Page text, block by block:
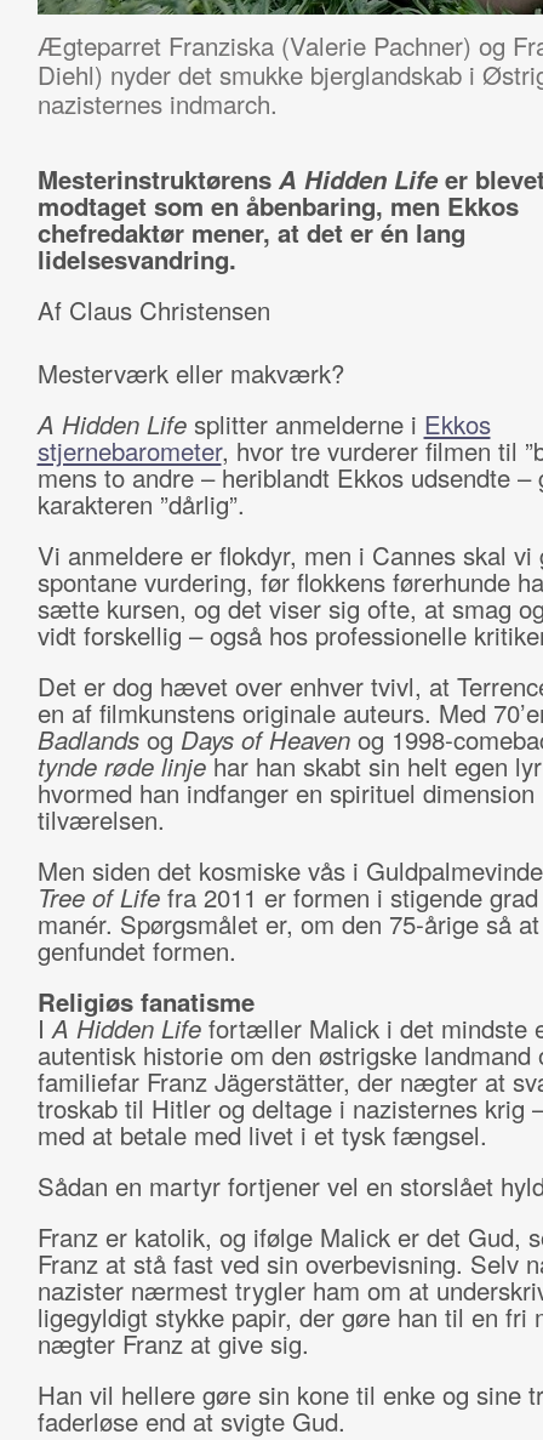
Ægteparret Franziska (Valerie Pachner) og
Diehl) nyder det smukke bjerglandskab i
nazisternes indmarch.
Mesterinstruktørens A Hidden Lifeer
modtaget som en åbenbaring, men Ekkos
chefredaktør mener, at det er én lang
lidelsesvandring.
Af Claus Christensen
Mesterværk eller makværk?
A Hidden Life splitter anmelderne i Ekkos
stjernebarometer, hvor tre vurderer filmen til
mens to andre – heriblandt Ekkos udsendte –
karakteren ”dårlig”.
Vi anmeldere er flokdyr, men i Cannes skal vi
spontane vurdering, før flokkens førerhunde
sætte kursen, og det viser sig ofte, at smag
vidt forskellig – også hos professionelle
Det er dog hævet over enhver tvivl, at
en af filmkunstens originale auteurs. Med
Badlandsog Days of Heaven og 1998-
tynde røde linjehar han skabt sin helt egen
hvormed han indfanger en spirituel dimension
tilværelsen.
Men siden det kosmiske vås i
Tree of Life fra 2011 er formen i stigende
manér. Spørgsmålet er, om den 75-årige så
genfundet formen.
Religiøs fanatisme
IA Hidden Lifefortæller Malick i det mindste
autentisk historie om den østrigske landmand
familiefar Franz Jägerstätter, der nægter at
troskab til Hitler og deltage i nazisternes krig
med at betale med livet i et tysk fængsel.
Sådan en martyr fortjener vel en storslået
Franz er katolik, og ifølge Malick er det Gud,
Franz at stå fast ved sin overbevisning. Selv
nazister nærmest trygler ham om at
ligegyldigt stykke papir, der gøre han til en fri
nægter Franz at give sig.
Han vil hellere gøre sin kone til enke og sine
faderløse end at svigte Gud.